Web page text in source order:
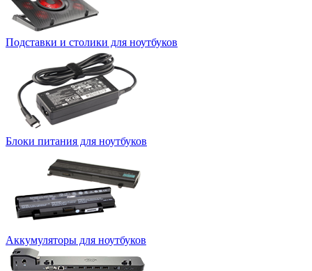
Подставки и столики для ноутбуков
Блоки питания для ноутбуков
Аккумуляторы для ноутбуков